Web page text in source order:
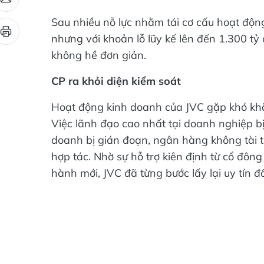
Sau nhiều nỗ lực nhằm tái cơ cấu hoạt
nhưng với khoản lỗ lũy kế lên đến 1.300
không hề đơn giản.
CP ra khỏi diện kiểm soát
Hoạt động kinh doanh của JVC gặp khó
Việc lãnh đạo cao nhất tại doanh nghiệp
doanh bị gián đoạn, ngân hàng không tài
hợp tác. Nhờ sự hỗ trợ kiên định từ cổ
hành mới, JVC đã từng bước lấy lại uy tín